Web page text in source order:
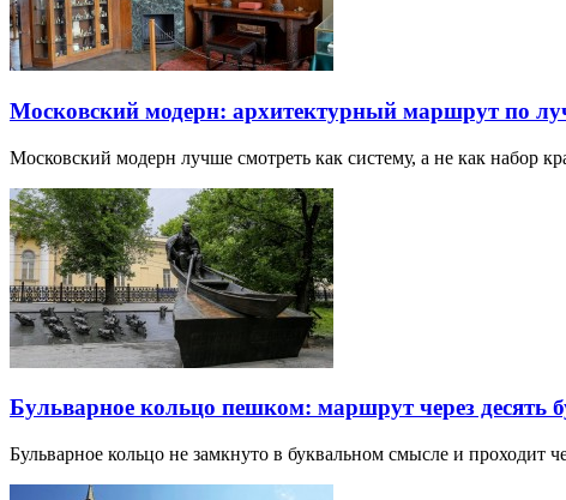
Московский модерн: архитектурный маршрут по
Московский модерн лучше смотреть как систему, а не как набор
Бульварное кольцо пешком: маршрут через десять
Бульварное кольцо не замкнуто в буквальном смысле и